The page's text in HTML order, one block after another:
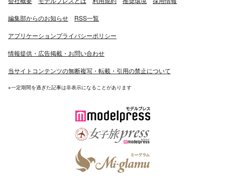
編集部からのお知らせ RSS一覧
アプリケーションプライバシーポリシー
情報提供・広告掲載・お問い合わせ
当サイトコンテンツの無断複写・転載・引用の禁止について
※一定期間を過ぎた記事は非表示になることがあります